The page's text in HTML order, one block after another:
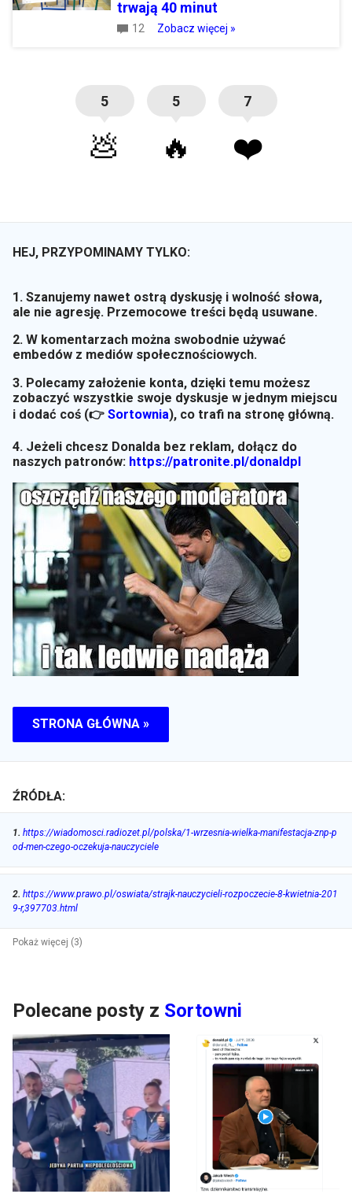
trwają 40 minut
12 Zobacz więcej »
5
💩
5
🔥
7
❤️
HEJ, PRZYPOMINAMY TYLKO:
1. Szanujemy nawet ostrą dyskusję i wolność słowa,
ale nie agresję. Przemocowe treści będą usuwane.
2. W komentarzach można swobodnie używać
embedów z mediów społecznościowych.
3. Polecamy założenie konta, dzięki temu możesz
zobaczyć wszystkie swoje dyskusje w jednym miejscu
i dodać coś (👉 Sortownia), co trafi na stronę główną.
4. Jeżeli chcesz Donalda bez reklam, dołącz do
naszych patronów: https://patronite.pl/donaldpl
STRONA GŁÓWNA »
ŹRÓDŁA:
1. https://wiadomosci.radiozet.pl/polska/1-wrzesnia-wielka-manifestacja-znp-p
od-men-czego-oczekuja-nauczyciele
2. https://www.prawo.pl/oswiata/strajk-nauczycieli-rozpoczecie-8-kwietnia-201
9-r,397703.html
Pokaż więcej (3)
Polecane posty z Sortowni